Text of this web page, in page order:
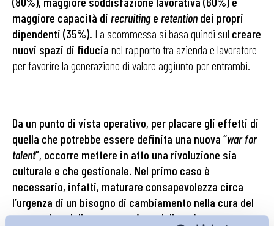
maggiore capacità di recruitinge retention dei propri
dipendenti (35%). La scommessa si basa quindi sul creare
nuovi spazi di fiducia nel rapporto tra azienda e lavoratore
per favorire la generazione di valore aggiunto per entrambi.
Da un punto di vista operativo, per placare gli effetti di
quella che potrebbe essere definita una nuova “war for
talent”, occorre mettere in atto una rivoluzione sia
culturale e che gestionale. Nel primo caso è
necessario, infatti, maturare consapevolezza circa
l’urgenza di un bisogno di cambiamento nella cura del
personale e della comprensione delle esigenze e